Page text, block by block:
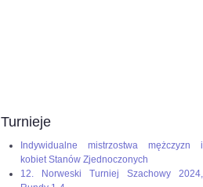
Turnieje
Indywidualne mistrzostwa mężczyzn i
kobiet Stanów Zjednoczonych
12. Norweski Turniej Szachowy 2024,